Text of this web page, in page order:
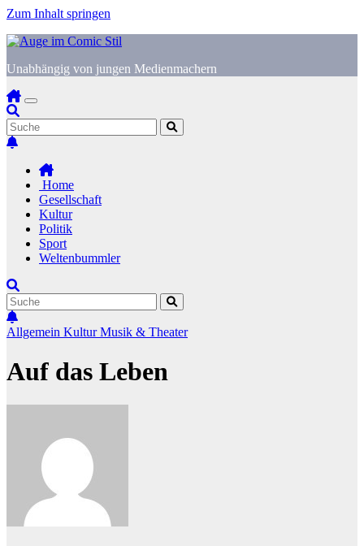
Zum Inhalt springen
Unabhängig von jungen Medienmachern
Home
Gesellschaft
Kultur
Politik
Sport
Weltenbummler
Allgemein KulturMusik & Theater
Auf das Leben